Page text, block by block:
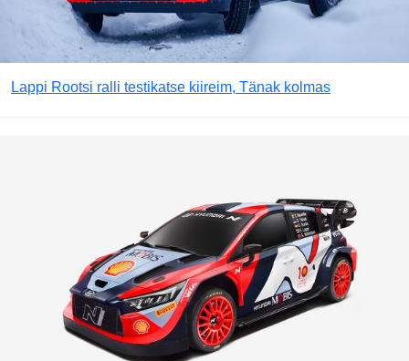
Lappi Rootsi ralli testikatse kiireim, Tänak kolmas